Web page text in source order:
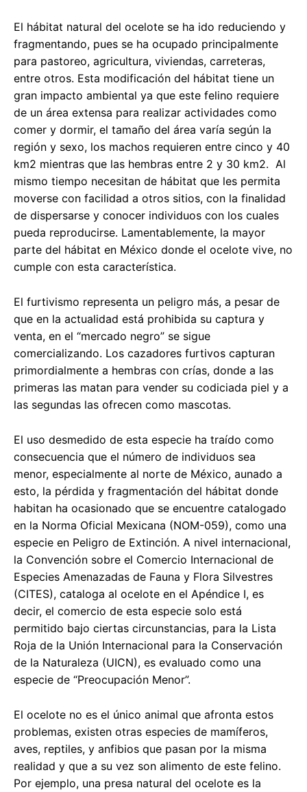
El hábitat natural del ocelote se ha ido reduciendo y
fragmentando, pues se ha ocupado principalmente
para pastoreo, agricultura, viviendas, carreteras,
entre otros. Esta modificación del hábitat tiene un
gran impacto ambiental ya que este felino requiere
de un área extensa para realizar actividades como
comer y dormir, el tamaño del área varía según la
región y sexo, los machos requieren entre cinco y 40
km2 mientras que las hembras entre 2 y 30 km2. Al
mismo tiempo necesitan de hábitat que les permita
moverse con facilidad a otros sitios, con la finalidad
de dispersarse y conocer individuos con los cuales
pueda reproducirse. Lamentablemente, la mayor
parte del hábitat en México donde el ocelote vive, no
cumple con esta característica.
El furtivismo representa un peligro más, a pesar de
que en la actualidad está prohibida su captura y
venta, en el “mercado negro” se sigue
comercializando. Los cazadores furtivos capturan
primordialmente a hembras con crías, donde a las
primeras las matan para vender su codiciada piel y a
las segundas las ofrecen como mascotas.
El uso desmedido de esta especie ha traído como
consecuencia que el número de individuos sea
menor, especialmente al norte de México, aunado a
esto, la pérdida y fragmentación del hábitat donde
habitan ha ocasionado que se encuentre catalogado
en la Norma Oficial Mexicana (NOM-059), como una
especie en Peligro de Extinción. A nivel internacional,
la Convención sobre el Comercio Internacional de
Especies Amenazadas de Fauna y Flora Silvestres
(CITES), cataloga al ocelote en el Apéndice I, es
decir, el comercio de esta especie solo está
permitido bajo ciertas circunstancias, para la Lista
Roja de la Unión Internacional para la Conservación
de la Naturaleza (UICN), es evaluado como una
especie de “Preocupación Menor”.
El ocelote no es el único animal que afronta estos
problemas, existen otras especies de mamíferos,
aves, reptiles, y anfibios que pasan por la misma
realidad y que a su vez son alimento de este felino.
Por ejemplo, una presa natural del ocelote es la